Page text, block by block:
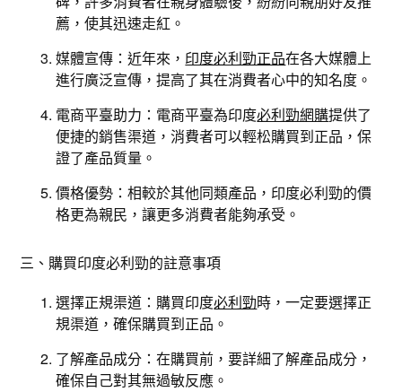
薦，使其迅速走紅。
媒體宣傳：近年來， 印度必利勁正品在各大媒體上
進行廣泛宣傳，提高了其在消費者心中的知名度。
電商平臺助力：電商平臺為印度必利勁網購提供了
便捷的銷售渠道，消費者可以輕松購買到正品，保
證了產品質量。
價格優勢：相較於其他同類產品，印度必利勁的價
格更為親民，讓更多消費者能夠承受。
三、購買印度必利勁的註意事項
選擇正規渠道：購買印度必利勁時，一定要選擇正
規渠道，確保購買到正品。
了解產品成分：在購買前，要詳細了解產品成分，
確保自己對其無過敏反應。